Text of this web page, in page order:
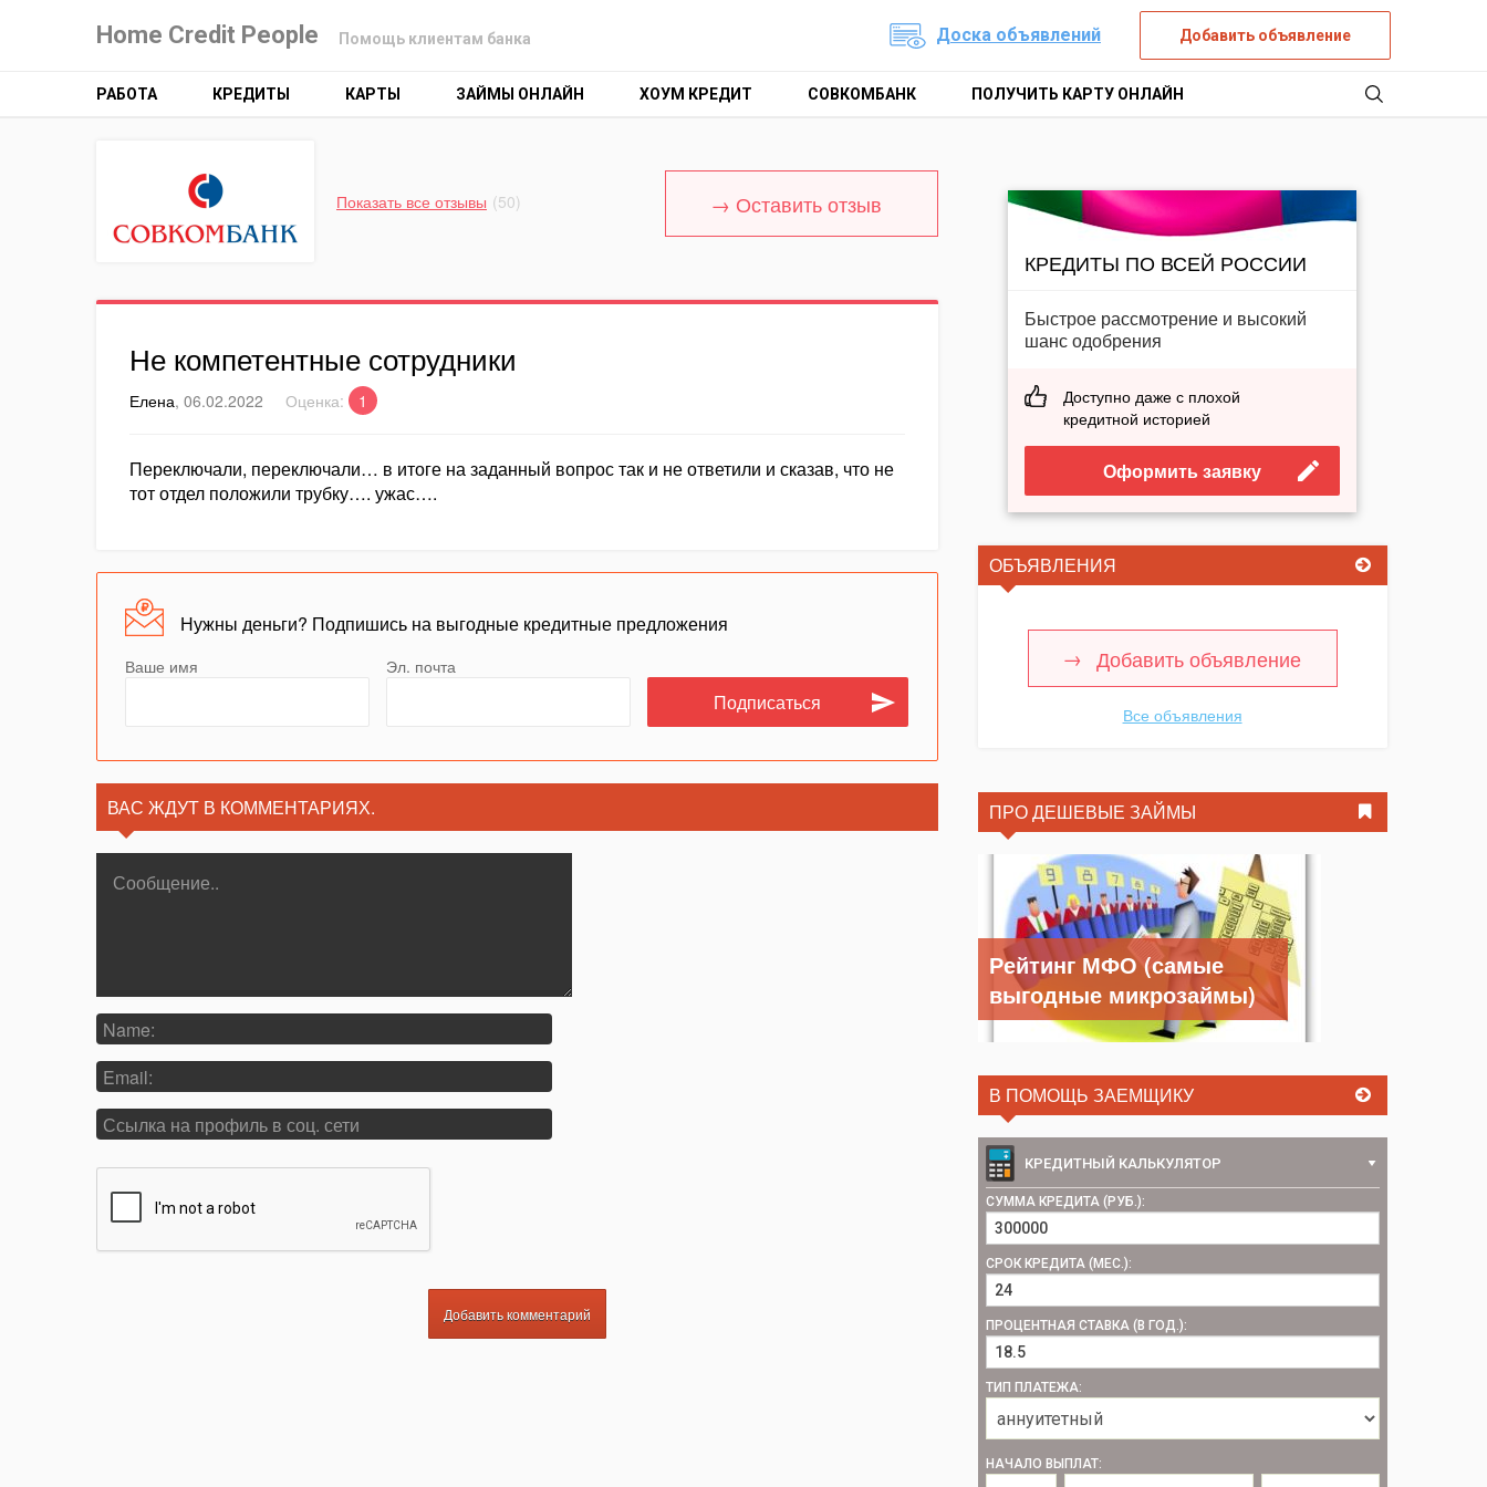
Home Credit People Помощь клиентам банка Доска объявлений Добавить объявление
РАБОТА КРЕДИТЫ КАРТЫ ЗАЙМЫ ОНЛАЙН ХОУМ КРЕДИТ СОВКОМБАНК ПОЛУЧИТЬ КАРТУ ОНЛАЙН
→ Оставить отзыв
Показать все отзывы (50)
Не компетентные сотрудники
Елена, 06.02.2022 Оценка: 1
Переключали, переключали… в итоге на заданный вопрос так и не ответили и сказав, что не
тот отдел положили трубку…. ужас….
Нужны деньги? Подпишись на выгодные кредитные предложения
Ваше имя Эл. почта
ВАС ЖДУТ В КОММЕНТАРИЯХ.
КРЕДИТЫ ПО ВСЕЙ РОССИИ
Быстрое рассмотрение и высокий
шанс одобрения
Доступно даже с плохой
кредитной историей
Оформить заявку
ОБЪЯВЛЕНИЯ
Добавить объявление
Все объявления
ПРО ДЕШЕВЫЕ ЗАЙМЫ
Рейтинг МФО (самые
выгодные микрозаймы)
В ПОМОЩЬ ЗАЕМЩИКУ
КРЕДИТНЫЙ КАЛЬКУЛЯТОР
СУММА КРЕДИТА (РУБ.):
СРОК КРЕДИТА (МЕС.):
ПРОЦЕНТНАЯ СТАВКА (В ГОД.):
ТИП ПЛАТЕЖА:
НАЧАЛО ВЫПЛАТ: